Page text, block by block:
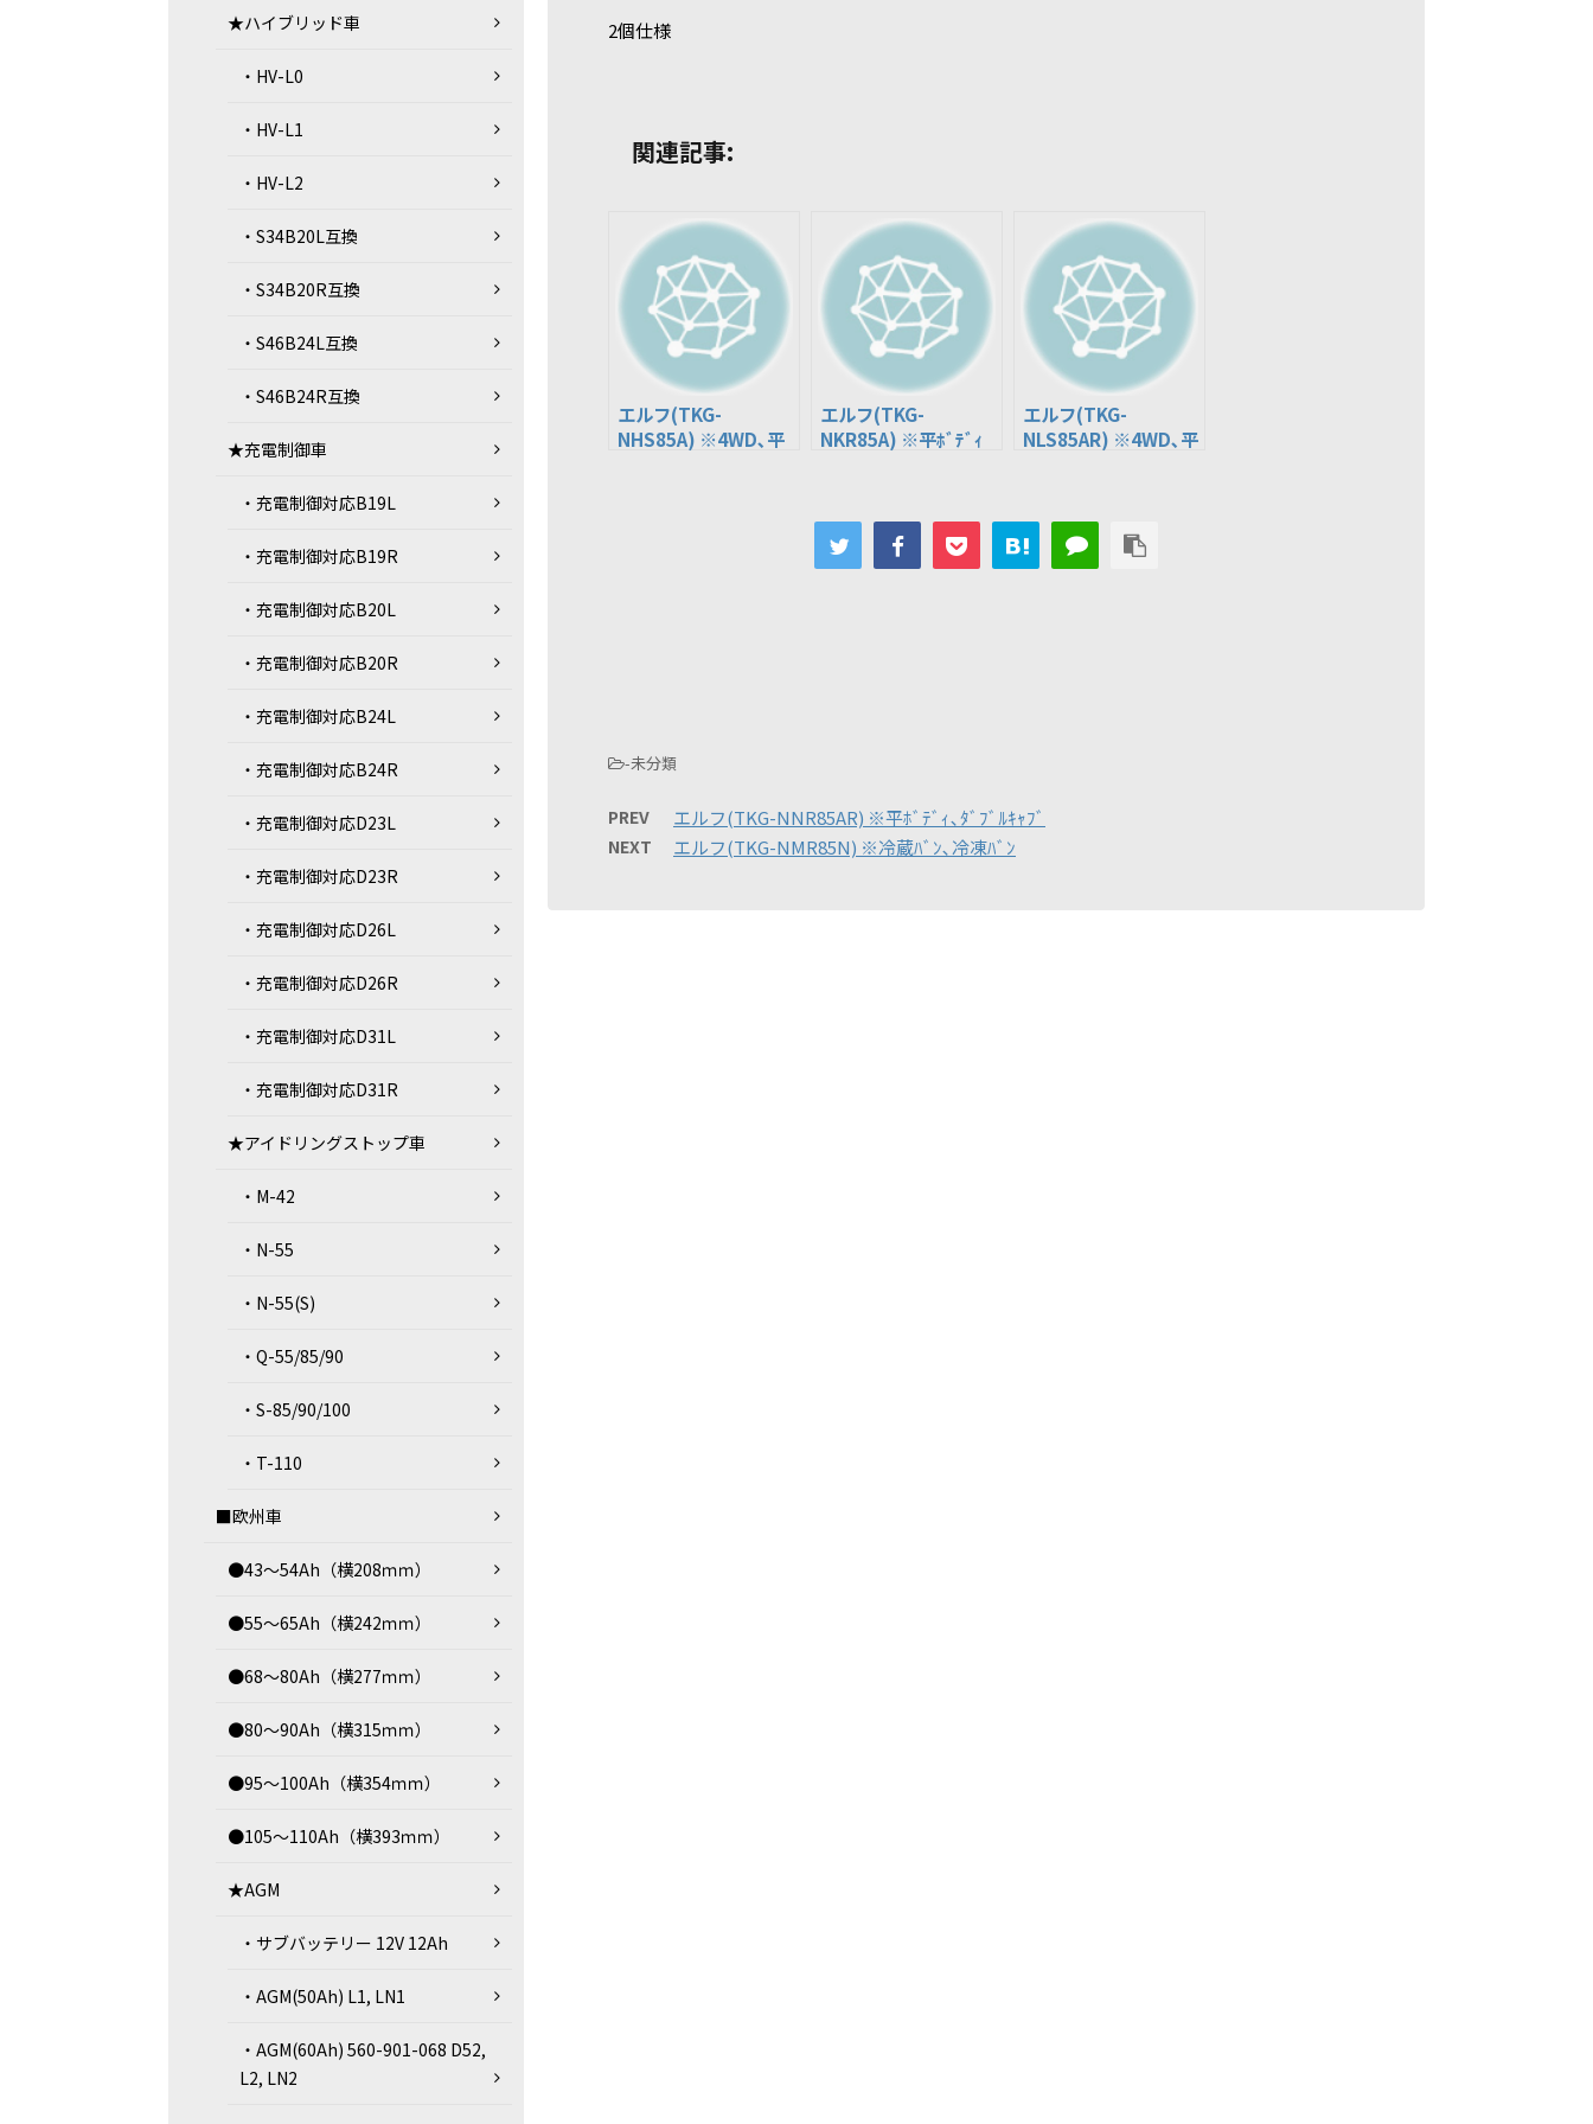
2個仕様
関連記事:
エルフ(TKG-
NHS85A) ※4WD､平
エルフ(TKG-
NKR85A) ※平ﾎﾞﾃﾞｨ
エルフ(TKG-
NLS85AR) ※4WD､平
-未分類
PREV エルフ(TKG-NNR85AR) ※平ﾎﾞﾃﾞｨ､ﾀﾞﾌﾞﾙｷｬﾌﾞ
NEXT エルフ(TKG-NMR85N) ※冷蔵ﾊﾞﾝ､冷凍ﾊﾞﾝ
★ハイブリッド車
・HV-L0
・HV-L1
・HV-L2
・S34B20L互換
・S34B20R互換
・S46B24L互換
・S46B24R互換
★充電制御車
・充電制御対応B19L
・充電制御対応B19R
・充電制御対応B20L
・充電制御対応B20R
・充電制御対応B24L
・充電制御対応B24R
・充電制御対応D23L
・充電制御対応D23R
・充電制御対応D26L
・充電制御対応D26R
・充電制御対応D31L
・充電制御対応D31R
★アイドリングストップ車
・M-42
・N-55
・N-55(S)
・Q-55/85/90
・S-85/90/100
・T-110
■欧州車
●43～54Ah（横208ｍｍ）
●55～65Ah（横242ｍｍ）
●68～80Ah（横277ｍｍ）
●80～90Ah（横315ｍｍ）
●95～100Ah（横354ｍｍ）
●105～110Ah（横393ｍｍ）
★AGM
・サブバッテリー 12V 12Ah
・AGM(50Ah) L1, LN1
・AGM(60Ah) 560-901-068 D52,
L2, LN2